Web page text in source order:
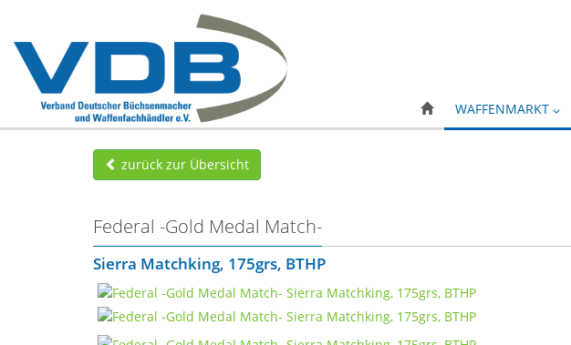
WAFFENMARKT
zurück zur Übersicht
Federal -Gold Medal Match-
Sierra Matchking, 175grs, BTHP